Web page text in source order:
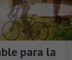
para la